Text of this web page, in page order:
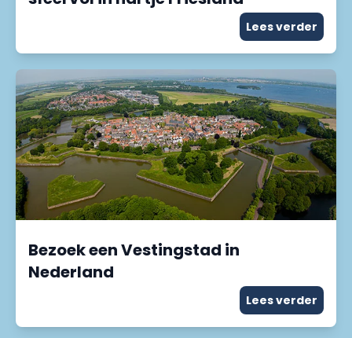
Lees verder
Bezoek een Vestingstad in
Nederland
Lees verder